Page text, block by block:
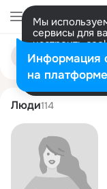
Мы
сервисы для
настроить
Разрешить
Поиск
людям
olesya
Люди114
Информация
на